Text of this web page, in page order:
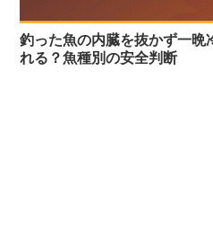
釣った魚の内臓を抜かず一晩
れる？魚種別の安全判断